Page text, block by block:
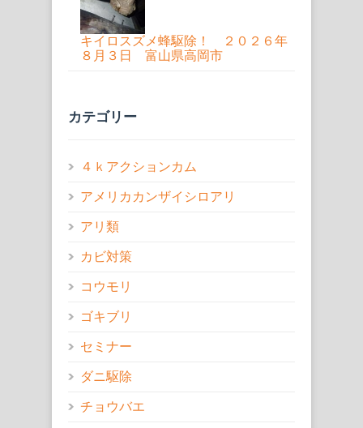
キイロスズメ蜂駆除！ ２０２６年
８月３日 富山県高岡市
カテゴリー
４ｋアクションカム
アメリカカンザイシロアリ
アリ類
カビ対策
コウモリ
ゴキブリ
セミナー
ダニ駆除
チョウバエ